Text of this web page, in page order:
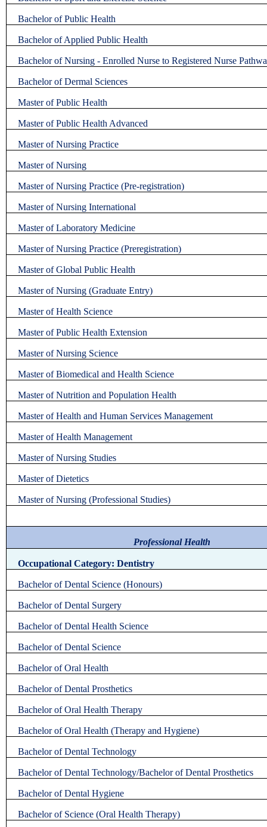
Bachelor of Public Health
Bachelor of Applied Public Health
Bachelor of Nursing - Enrolled Nurse to Registered Nurse
Bachelor of Dermal Sciences
Master of Public Health
Master of Public Health Advanced
Master of Nursing Practice
Master of Nursing
Master of Nursing Practice (Pre-registration)
Master of Nursing International
Master of Laboratory Medicine
Master of Nursing Practice (Preregistration)
Master of Global Public Health
Master of Nursing (Graduate Entry)
Master of Health Science
Master of Public Health Extension
Master of Nursing Science
Master of Biomedical and Health Science
Master of Nutrition and Population Health
Master of Health and Human Services Management
Master of Health Management
Master of Nursing Studies
Master of Dietetics
Master of Nursing (Professional Studies)
Professional Health
Occupational Category: Dentistry
Bachelor of Dental Science (Honours)
Bachelor of Dental Surgery
Bachelor of Dental Health Science
Bachelor of Dental Science
Bachelor of Oral Health
Bachelor of Dental Prosthetics
Bachelor of Oral Health Therapy
Bachelor of Oral Health (Therapy and Hygiene)
Bachelor of Dental Technology
Bachelor of Dental Technology/Bachelor of Dental Prosthetics
Bachelor of Dental Hygiene
Bachelor of Science (Oral Health Therapy)